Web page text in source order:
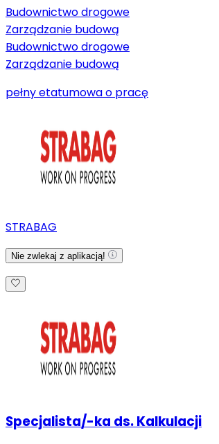
Budownictwo drogowe
Zarządzanie budową
Budownictwo drogowe
Zarządzanie budową
pełny etatumowa o pracę
STRABAG
Nie zwlekaj z aplikacją!
Specjalista/-ka ds. Kalkulacji